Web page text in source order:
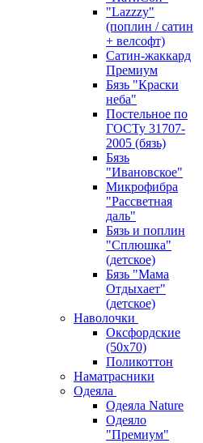
"Lazzzy"
(поплин / сатин
+ велсофт)
Сатин-жаккард
Премиум
Бязь "Краски
неба"
Постельное по
ГОСТу 31707-
2005 (бязь)
Бязь
"Ивановское"
Микрофибра
"Рассветная
даль"
Бязь и поплин
"Сплюшка"
(детское)
Бязь "Мама
Отдыхает"
(детское)
Наволочки
Оксфордские
(50х70)
Поликоттон
Наматрасники
Одеяла
Одеяла Nature
Одеяло
"Премиум"